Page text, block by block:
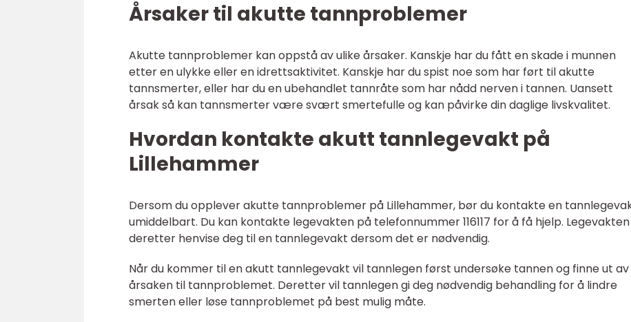
Årsaker til akutte tannproblemer
Akutte tannproblemer kan oppstå av ulike årsaker. Kanskje har du fått en skade i munnen
etter en ulykke eller en idrettsaktivitet. Kanskje har du spist noe som har ført til akutte
tannsmerter, eller har du en ubehandlet tannråte som har nådd nerven i tannen. Uansett
årsak så kan tannsmerter være svært smertefulle og kan påvirke din daglige livskvalitet.
Hvordan kontakte akutt tannlegevakt på
Lillehammer
Dersom du opplever akutte tannproblemer på Lillehammer, bør du kontakte en
umiddelbart. Du kan kontakte legevakten på telefonnummer 116117 for å få hjelp.
deretter henvise deg til en tannlegevakt dersom det er nødvendig.
Når du kommer til en akutt tannlegevakt vil tannlegen først undersøke tannen og finne ut av
årsaken til tannproblemet. Deretter vil tannlegen gi deg nødvendig behandling for å lindre
smerten eller løse tannproblemet på best mulig måte.